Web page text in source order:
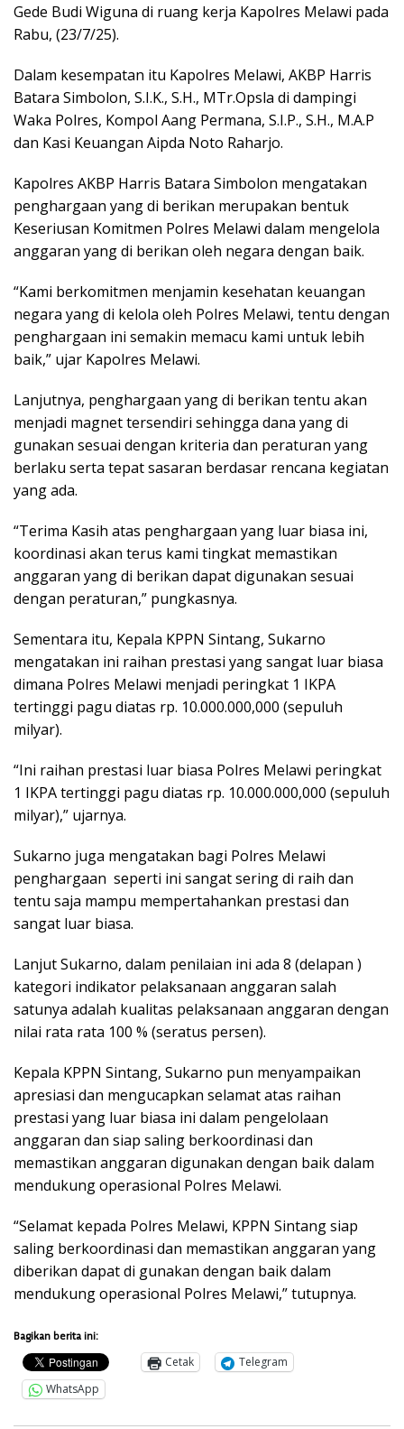
Gede Budi Wiguna di ruang kerja Kapolres Melawi pada
Rabu, (23/7/25).
Dalam kesempatan itu Kapolres Melawi, AKBP Harris
Batara Simbolon, S.I.K., S.H., MTr.Opsla di dampingi
Waka Polres, Kompol Aang Permana, S.I.P., S.H., M.A.P
dan Kasi Keuangan Aipda Noto Raharjo.
Kapolres AKBP Harris Batara Simbolon mengatakan
penghargaan yang di berikan merupakan bentuk
Keseriusan Komitmen Polres Melawi dalam mengelola
anggaran yang di berikan oleh negara dengan baik.
“Kami berkomitmen menjamin kesehatan keuangan
negara yang di kelola oleh Polres Melawi, tentu dengan
penghargaan ini semakin memacu kami untuk lebih
baik,” ujar Kapolres Melawi.
Lanjutnya, penghargaan yang di berikan tentu akan
menjadi magnet tersendiri sehingga dana yang di
gunakan sesuai dengan kriteria dan peraturan yang
berlaku serta tepat sasaran berdasar rencana kegiatan
yang ada.
“Terima Kasih atas penghargaan yang luar biasa ini,
koordinasi akan terus kami tingkat memastikan
anggaran yang di berikan dapat digunakan sesuai
dengan peraturan,” pungkasnya.
Sementara itu, Kepala KPPN Sintang, Sukarno
mengatakan ini raihan prestasi yang sangat luar biasa
dimana Polres Melawi menjadi peringkat 1 IKPA
tertinggi pagu diatas rp. 10.000.000,000 (sepuluh
milyar).
“Ini raihan prestasi luar biasa Polres Melawi peringkat
1 IKPA tertinggi pagu diatas rp. 10.000.000,000 (sepuluh
milyar),” ujarnya.
Sukarno juga mengatakan bagi Polres Melawi
penghargaan seperti ini sangat sering di raih dan
tentu saja mampu mempertahankan prestasi dan
sangat luar biasa.
Lanjut Sukarno, dalam penilaian ini ada 8 (delapan )
kategori indikator pelaksanaan anggaran salah
satunya adalah kualitas pelaksanaan anggaran dengan
nilai rata rata 100 % (seratus persen).
Kepala KPPN Sintang, Sukarno pun menyampaikan
apresiasi dan mengucapkan selamat atas raihan
prestasi yang luar biasa ini dalam pengelolaan
anggaran dan siap saling berkoordinasi dan
memastikan anggaran digunakan dengan baik dalam
mendukung operasional Polres Melawi.
“Selamat kepada Polres Melawi, KPPN Sintang siap
saling berkoordinasi dan memastikan anggaran yang
diberikan dapat di gunakan dengan baik dalam
mendukung operasional Polres Melawi,” tutupnya.
Bagikan berita ini:
Cetak
Telegram
WhatsApp